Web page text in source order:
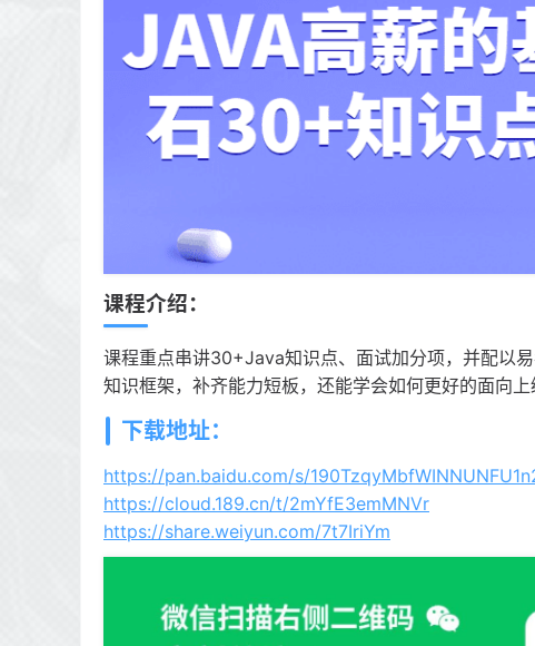
课程介绍：
课程重点串讲30+Java知识点、面试加分项，并配以
知识框架，补齐能力短板，还能学会如何更好的面向上
下载地址：
https://pan.baidu.com/s/
https://cloud.189.cn/t/2mYfE3emMNVr
https://share.weiyun.com/7t7IriYm